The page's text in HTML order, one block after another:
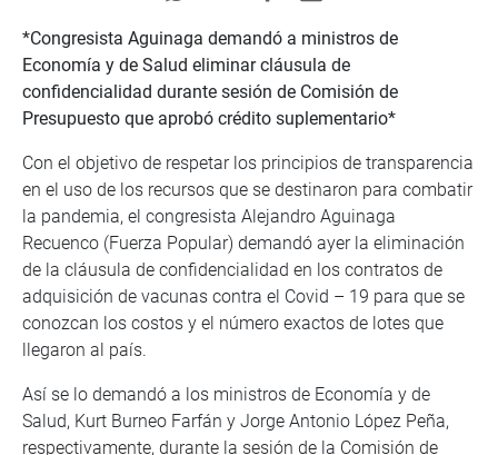
*Congresista Aguinaga demandó a ministros de
Economía y de Salud eliminar cláusula de
confidencialidad durante sesión de Comisión de
Presupuesto que aprobó crédito suplementario*
Con el objetivo de respetar los principios de transparencia
en el uso de los recursos que se destinaron para combatir
la pandemia, el congresista Alejandro Aguinaga
Recuenco (Fuerza Popular) demandó ayer la eliminación
de la cláusula de confidencialidad en los contratos de
adquisición de vacunas contra el Covid – 19 para que se
conozcan los costos y el número exactos de lotes que
llegaron al país.
Así se lo demandó a los ministros de Economía y de
Salud, Kurt Burneo Farfán y Jorge Antonio López Peña,
respectivamente, durante la sesión de la Comisión de